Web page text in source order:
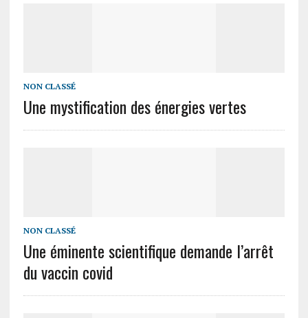
NON CLASSÉ
Une mystification des énergies vertes
NON CLASSÉ
Une éminente scientifique demande l’arrêt
du vaccin covid